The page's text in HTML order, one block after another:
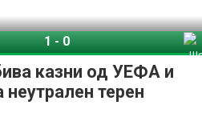
казни од УЕФА и
неутрален терен
1-0